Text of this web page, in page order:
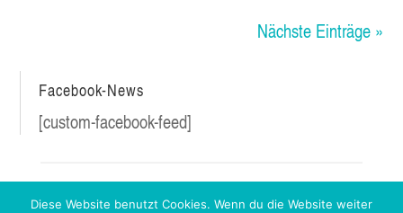
Nächs­te Einträge »
Face­book-News
[cus­tom-face­book-feed]
NEWS­LET­TER PRES­SE PART­NER KON­TAKT
Diese Website benutzt Cookies. Wenn du die Website weiter